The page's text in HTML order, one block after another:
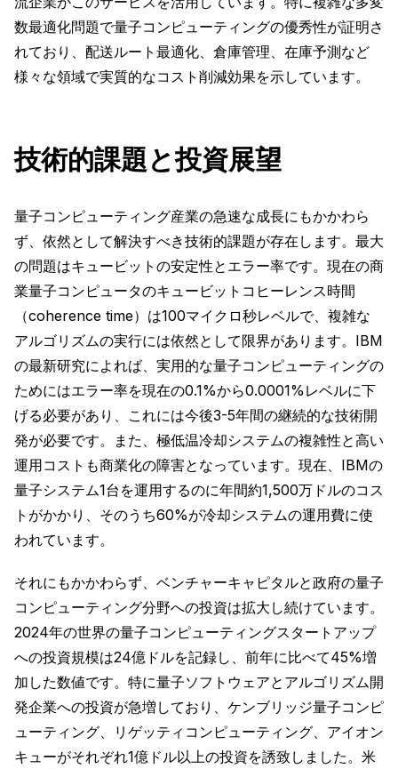
数最適化問題で量子コンピューティングの優秀性が証明さ
れており、配送ルート最適化、倉庫管理、在庫予測など
様々な領域で実質的なコスト削減効果を示しています。
技術的課題と投資展望
量子コンピューティング産業の急速な成長にもかかわら
ず、依然として解決すべき技術的課題が存在します。最大
の問題はキュービットの安定性とエラー率です。現在の商
業量子コンピュータのキュービットコヒーレンス時間
（coherence time）は100マイクロ秒レベルで、複雑な
アルゴリズムの実行には依然として限界があります。IBM
の最新研究によれば、実用的な量子コンピューティングの
ためにはエラー率を現在の0.1%から0.0001%レベルに下
げる必要があり、これには今後3-5年間の継続的な技術開
発が必要です。また、極低温冷却システムの複雑性と高い
運用コストも商業化の障害となっています。現在、IBMの
量子システム1台を運用するのに年間約1,500万ドルのコス
トがかかり、そのうち60%が冷却システムの運用費に使
われています。
それにもかかわらず、ベンチャーキャピタルと政府の量子
コンピューティング分野への投資は拡大し続けています。
2024年の世界の量子コンピューティングスタートアップ
への投資規模は24億ドルを記録し、前年に比べて45%増
加した数値です。特に量子ソフトウェアとアルゴリズム開
発企業への投資が急増しており、ケンブリッジ量子コンピ
ューティング、リゲッティコンピューティング、アイオン
キューがそれぞれ1億ドル以上の投資を誘致しました。米